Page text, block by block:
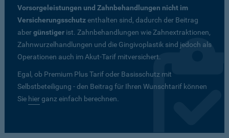
Vorsorgeleistungen und Zahnbehandlungen nicht im
Versicherungsschutzenthalten sind, dadurch der Beitrag
abergünstiger ist. Zahnbehandlungen wie Zahnextraktionen,
Zahnwurzelhandlungen und die Gingivoplastik sind jedoch als
Operationen auch im Akut-Tarif mitversichert.
Egal, ob Premium Plus Tarif oder Basisschutz mit
Selbstbeteiligung - den Beitrag für Ihren Wunschtarif können
Sie hierganz einfach berechnen.